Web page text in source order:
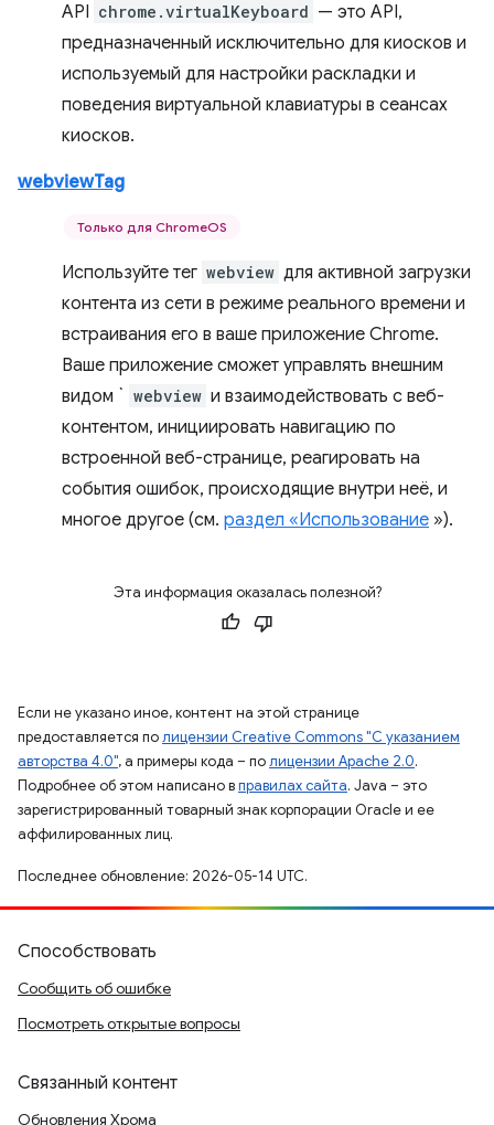
API chrome.virtualKeyboard — это API,
предназначенный исключительно для киосков и
используемый для настройки раскладки и
поведения виртуальной клавиатуры в сеансах
киосков.
webviewTag
Только для ChromeOS
Используйте тег webview для активной загрузки
контента из сети в режиме реального времени и
встраивания его в ваше приложение Chrome.
Ваше приложение сможет управлять внешним
видом ` webview и взаимодействовать с веб-
контентом, инициировать навигацию по
встроенной веб-странице, реагировать на
события ошибок, происходящие внутри неё, и
многое другое (см. раздел «Использование »).
Эта информация оказалась полезной?
Если не указано иное, контент на этой странице
предоставляется полицензии Creative Commons "С указанием
авторства 4.0", а примеры кода – полицензии Apache 2.0.
Подробнее об этом написано вправилах сайта. Java – это
зарегистрированный товарный знак корпорации Oracle и ее
аффилированных лиц.
Последнее обновление: 2026-05-14 UTC.
Способствовать
Сообщить об ошибке
Посмотреть открытые вопросы
Связанный контент
Обновления Хрома